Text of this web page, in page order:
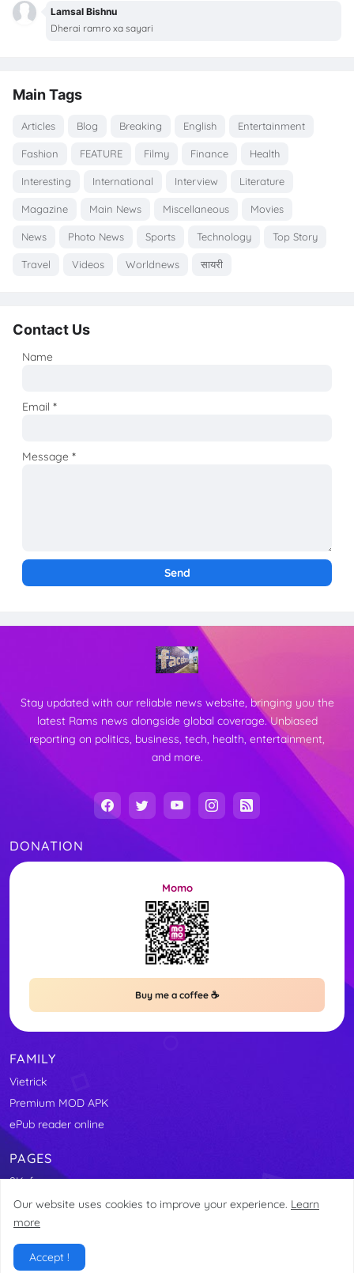
Lamsal Bishnu
Dherai ramro xa sayari
Main Tags
Articles Blog Breaking English Entertainment
Fashion FEATURE Filmy Finance Health
Interesting International Interview Literature
Magazine Main News Miscellaneous Movies
News Photo News Sports Technology Top Story
Travel Videos Worldnews सायरी
Contact Us
Name
Email*
Message*
Stay updated with our reliable news website, bringing you the
latest Rams news alongside global coverage. Unbiased
reporting on politics, business, tech, health, entertainment,
and more.
DONATION
Momo
Buy me a coffee ☕
FAMILY
Vietrick
Premium MOD APK
ePub reader online
PAGES
9Kafe
Our website uses cookies to improve your experience. Learn
more
Accept !